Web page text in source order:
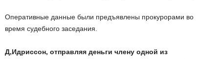
Оперативные данные были предъявлены прокурорами во
время судебного заседания.
Д,Идриссон, отправляя деньги члену одной из